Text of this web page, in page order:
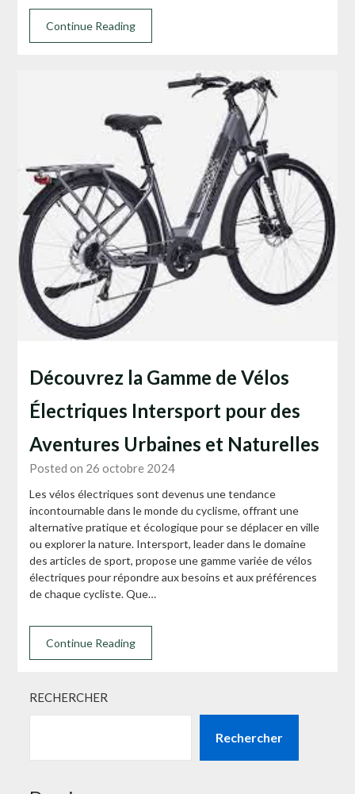
Continue Reading
Découvrez la Gamme de Vélos
Électriques Intersport pour des
Aventures Urbaines et Naturelles
Posted on 26 octobre 2024
Les vélos électriques sont devenus une tendance
incontournable dans le monde du cyclisme, offrant une
alternative pratique et écologique pour se déplacer en ville
ou explorer la nature. Intersport, leader dans le domaine
des articles de sport, propose une gamme variée de vélos
électriques pour répondre aux besoins et aux préférences
de chaque cycliste. Que…
Continue Reading
RECHERCHER
Rechercher